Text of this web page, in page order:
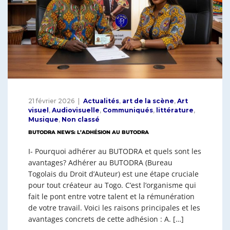
21 février 2026 Actualités, art de la scène, Art
visuel, Audiovisuelle, Communiqués, littérature,
Musique, Non classé
BUTODRA NEWS: L’ADHÉSION AU BUTODRA
I- Pourquoi adhérer au BUTODRA et quels sont les
avantages? Adhérer au BUTODRA (Bureau
Togolais du Droit d’Auteur) est une étape cruciale
pour tout créateur au Togo. C’est l’organisme qui
fait le pont entre votre talent et la rémunération
de votre travail. Voici les raisons principales et les
avantages concrets de cette adhésion : A. […]